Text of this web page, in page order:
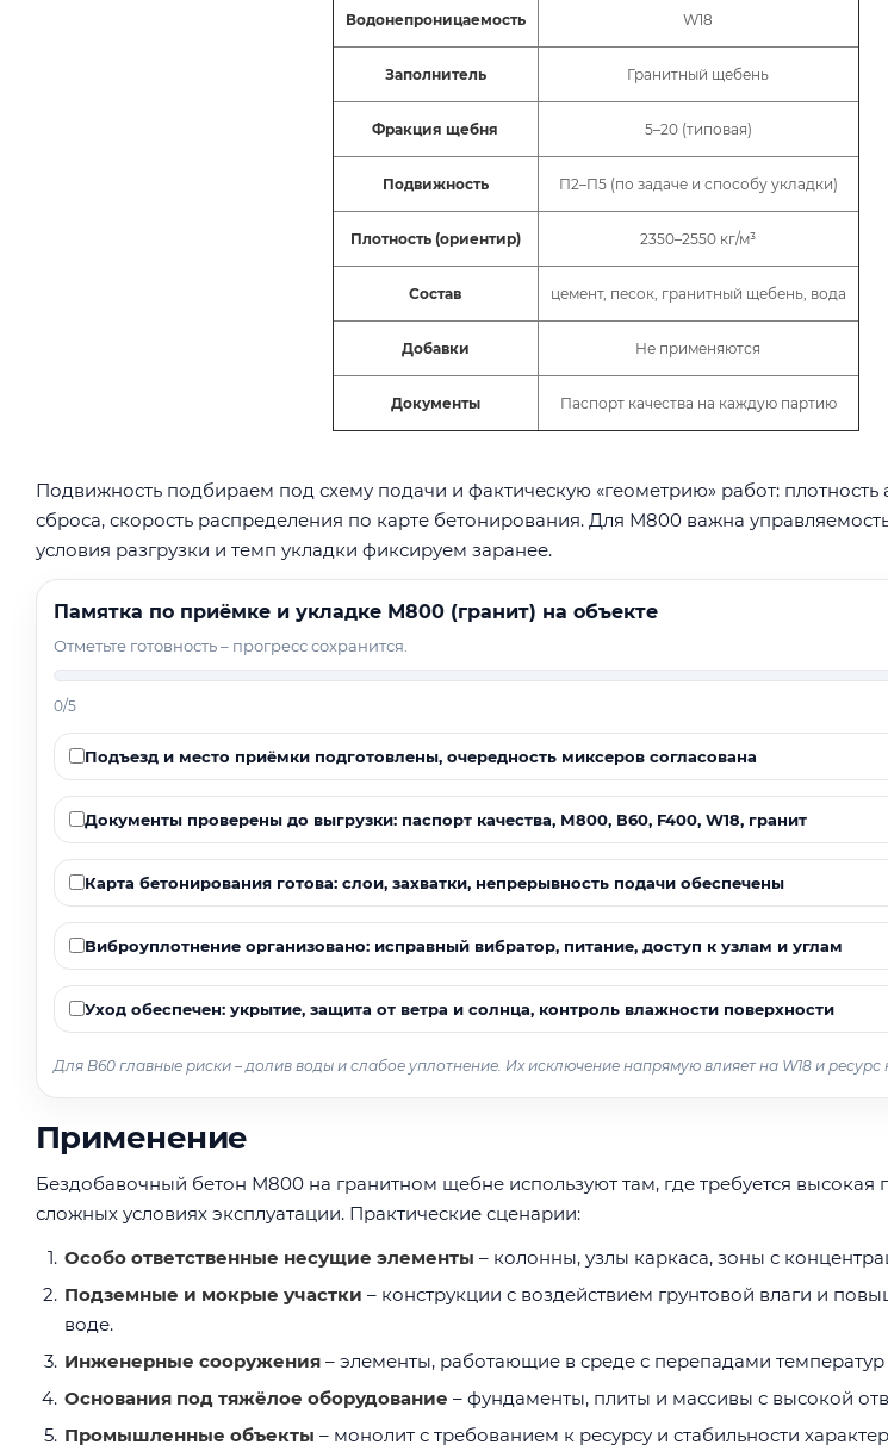
Водонепроницаемость W18
Заполнитель Гранитный щебень
Фракция щебня 5–20 (типовая)
Подвижность П2–П5 (по задаче и способу укладки)
Плотность (ориентир) 2350–2550 кг/м³
Состав цемент, песок, гранитный щебень, вода
Добавки Не применяются
Документы Паспорт качества на каждую партию
Подвижность подбираем под схему подачи и фактическую «геометрию» работ:
сброса, скорость распределения по карте бетонирования. Для М800 важна
условия разгрузки и темп укладки фиксируем заранее.
Памятка по приёмке и укладке М800 (гранит) на объекте
Отметьте готовность – прогресс сохранится.
0/5
Подъезд и место приёмки подготовлены, очередность миксеров согласована
Документы проверены до выгрузки: паспорт качества, М800, В60, F400, W18, гранит
Карта бетонирования готова: слои, захватки, непрерывность подачи обеспечены
Виброуплотнение организовано: исправный вибратор, питание, доступ к узлам и углам
Уход обеспечен: укрытие, защита от ветра и солнца, контроль влажности поверхности
Для В60 главные риски – долив воды и слабое уплотнение. Их исключение напрямую влияет на W18 и ресурс
Применение
Бездобавочный бетон М800 на гранитном щебне используют там, где требуется высокая
сложных условиях эксплуатации. Практические сценарии:
Особо ответственные несущие элементы – колонны, узлы каркаса, зоны с
Подземные и мокрые участки – конструкции с воздействием грунтовой влаги и
воде.
Инженерные сооружения – элементы, работающие в среде с перепадами
Основания под тяжёлое оборудование – фундаменты, плиты и массивы с высокой
Промышленные объекты – монолит с требованием к ресурсу и стабильности